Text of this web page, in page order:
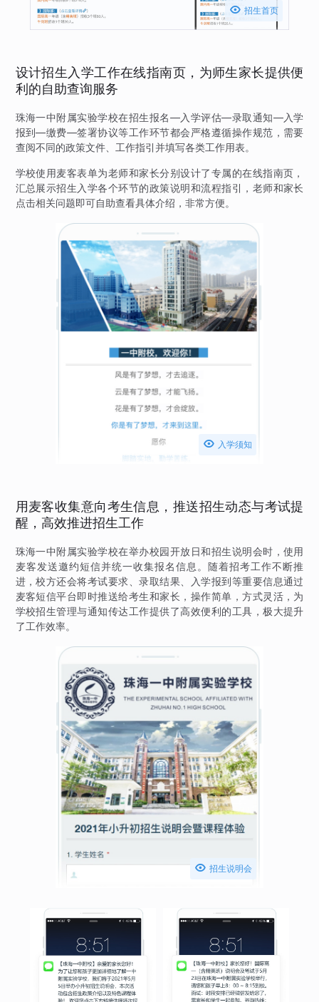
 招生首页
设计招生入学工作在线指南页，为师生家长提供便
利的自助查询服务
珠海一中附属实验学校在招生报名—入学评估—录取通知—入学
报到—缴费—签署协议等工作环节都会严格遵循操作规范，需要
查阅不同的政策文件、工作指引并填写各类工作用表。
学校使用麦客表单为老师和家长分别设计了专属的在线指南页，
汇总展示招生入学各个环节的政策说明和流程指引，老师和家长
点击相关问题即可自助查看具体介绍，非常方便。
 入学须知
用麦客收集意向考生信息，推送招生动态与考试提
醒，高效推进招生工作
珠海一中附属实验学校在举办校园开放日和招生说明会时，使用
麦客发送邀约短信并统一收集报名信息。随着招考工作不断推
进，校方还会将考试要求、录取结果、入学报到等重要信息通过
麦客短信平台即时推送给考生和家长，操作简单，方式灵活，为
学校招生管理与通知传达工作提供了高效便利的工具，极大提升
了工作效率。
 招生说明会